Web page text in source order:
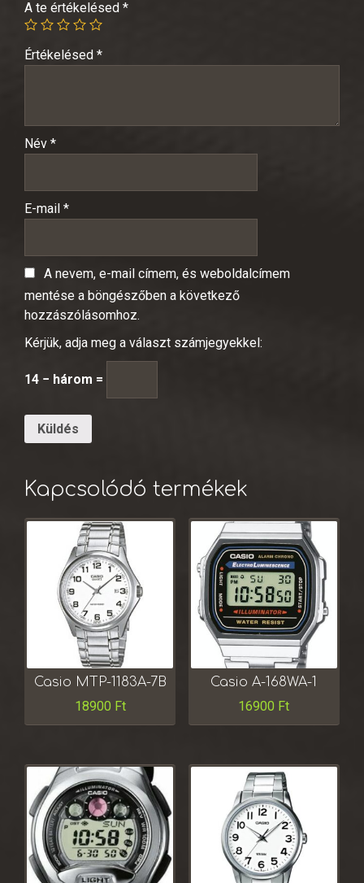
A te értékelésed *
Értékelésed *
Név *
E-mail *
A nevem, e-mail címem, és weboldalcímem
mentése a böngészőben a következő
hozzászólásomhoz.
Kérjük, adja meg a választ számjegyekkel:
14 − három =
Kapcsolódó termékek
Casio MTP-1183A-7B
18900 Ft
Casio A-168WA-1
16900 Ft